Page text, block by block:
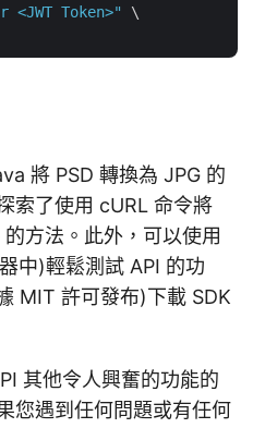
Token>"
\
將 PSD 轉換為 JPG 的
索了使用 cURL 命令將
方法。此外，可以使用
中)輕鬆測試 API 的功
MIT 許可發布)下載 SDK
其他令人興奮的功能的
您遇到任何問題或有任何